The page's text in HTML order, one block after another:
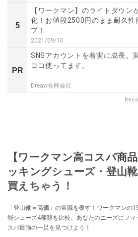
5
【ワークマン】のライトダウン
化！お値段2500円のまま耐久性
プ！
2021/09/10
PR
SNSアカウントを着実に成長。
ココ使ってます。
Dreaw合同会社
【ワークマン高コスパ商
ッキングシューズ・登山
買えちゃう！
「登山靴＝高価」の常識を覆す！ワークマンの
能シューズ4種類を比較。あなたのニーズにフ
スパ最強の一足を見つけよう！